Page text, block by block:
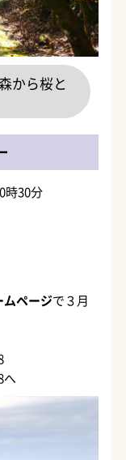
から桜と
時30分
ムページで３月
へ